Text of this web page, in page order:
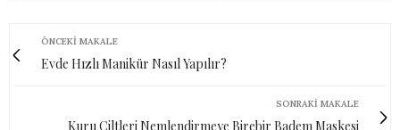
ÖNCEKI MAKALE
Evde Hızlı Manikür Nasıl Yapılır?
SONRAKI MAKALE
Kuru Ciltleri Nemlendirmeye Birebir Badem Maskesi